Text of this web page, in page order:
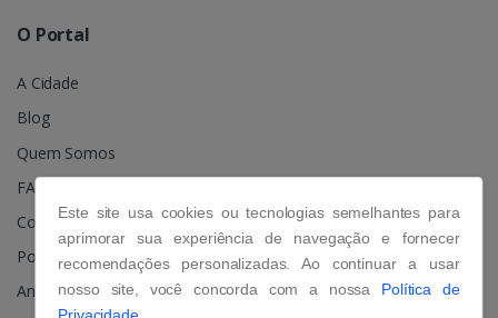
O Portal
A Cidade
Blog
Quem Somos
FAQ
Contato
Política de Privacidade
Anuncie
Este site usa cookies ou tecnologias semelhantes para
aprimorar sua experiência de navegação e fornecer
recomendações personalizadas. Ao continuar a usar
nosso site, você concorda com a nossa Política de